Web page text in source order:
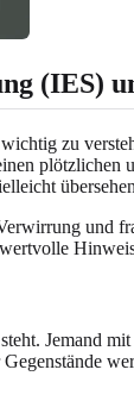
(IES)
zu
und
Jemand